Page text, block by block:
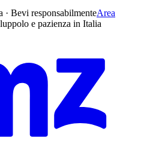
Bevi responsabilmenteArea
e pazienza in Italia